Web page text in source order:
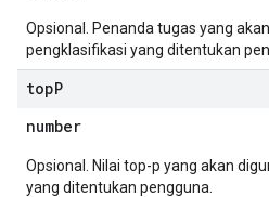
Opsional. Penanda tugas yang
pengklasifikasi yang ditentukan
topP
number
Opsional. Nilai top-p yang akan
yang ditentukan pengguna.